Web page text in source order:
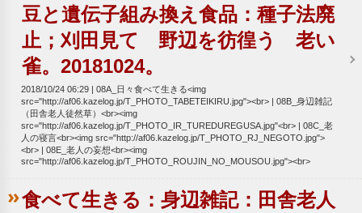
豆と遺伝子組み換え食品：種子法廃
止；刈田見て 野辺を彷徨う 老い
雀。20181024。
2018/10/24 06:29
08A_日々食べて生きる<img
src="http://af06.kazelog.jp/T_PHOTO_TABETEIKIRU.jpg"><br>
08B_身辺雑記
（田舎老人徒然草）<br><img
src="http://af06.kazelog.jp/T_PHOTO_IR_TUREDUREGUSA.jpg"<br>
08C_老
人の寝言<br><img src="http://af06.kazelog.jp/T_PHOTO_RJ_NEGOTO.jpg">
<br>
08E_老人の妄想<br><img
src="http://af06.kazelog.jp/T_PHOTO_ROUJIN_NO_MOUSOU.jpg"><br>
食べて生きる：身辺雑記：田舎老人